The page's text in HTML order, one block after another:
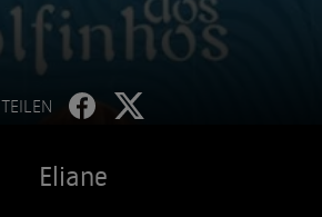
TEILEN
Eliane